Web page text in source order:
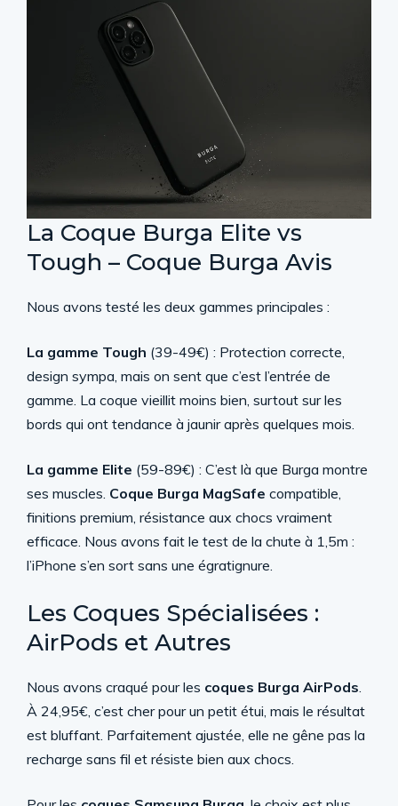
La Coque Burga Elite vs
Tough – Coque Burga Avis
Nous avons testé les deux gammes principales :
La gamme Tough (39-49€) : Protection correcte,
design sympa, mais on sent que c’est l’entrée de
gamme. La coque vieillit moins bien, surtout sur les
bords qui ont tendance à jaunir après quelques mois.
La gamme Elite (59-89€) : C’est là que Burga montre
ses muscles. Coque Burga MagSafe compatible,
finitions premium, résistance aux chocs vraiment
efficace. Nous avons fait le test de la chute à 1,5m :
l’iPhone s’en sort sans une égratignure.
Les Coques Spécialisées :
AirPods et Autres
Nous avons craqué pour les coques Burga AirPods
À 24,95€, c’est cher pour un petit étui, mais le résultat
est bluffant. Parfaitement ajustée, elle ne gêne pas la
recharge sans fil et résiste bien aux chocs.